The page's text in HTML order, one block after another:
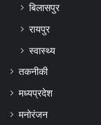
बिलासपुर
रायपुर
स्वास्थ्य
तकनीकी
मध्यप्रदेश
मनोरंजन